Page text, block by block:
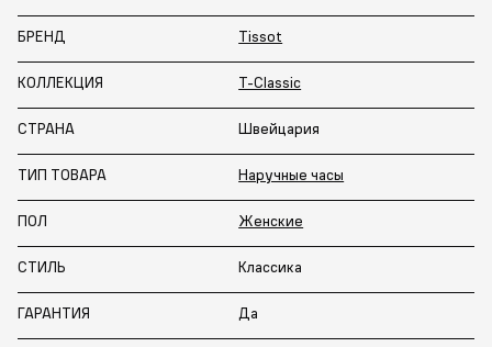
БРЕНД Tissot
КОЛЛЕКЦИЯ T-Classic
СТРАНА Швейцария
ТИП ТОВАРА Наручные часы
ПОЛ Женские
СТИЛЬ Классика
ГАРАНТИЯ Да